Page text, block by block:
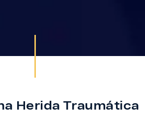
Herida Traumática